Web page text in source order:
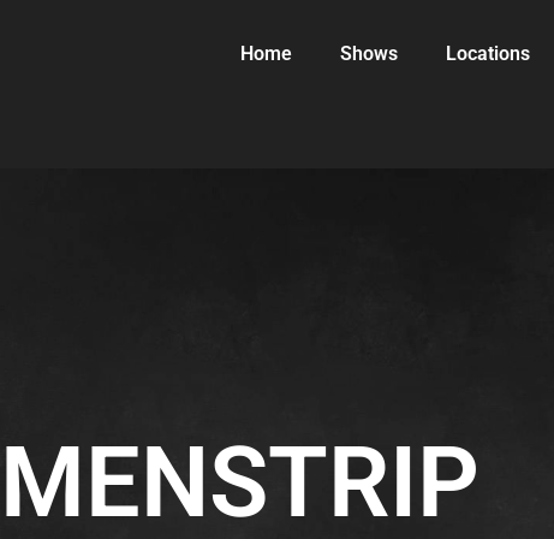
Home Shows Locations
MENSTRIP